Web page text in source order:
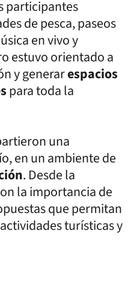
participantes
de pesca, paseos
en vivo y
estuvo orientado a
y generarespacios
para toda la
una
en un ambiente de
. Desde la
la importancia de
que permitan
turísticas y